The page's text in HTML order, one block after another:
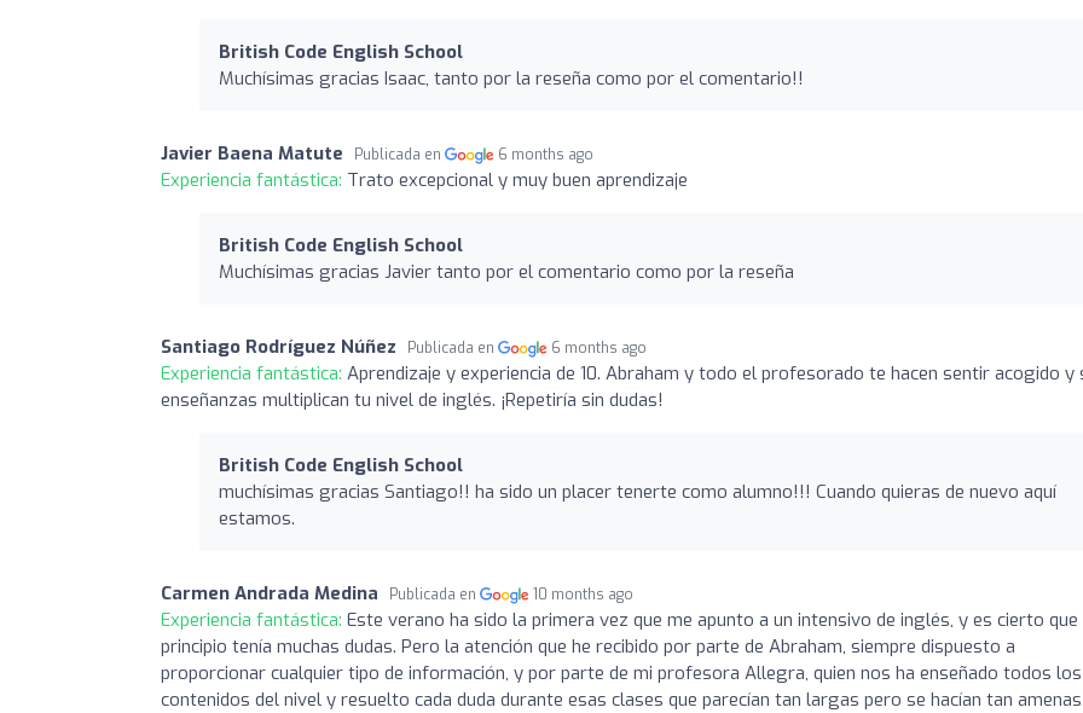
British Code English School
Muchísimas gracias Isaac, tanto por la reseña como por el comentario!!
Javier Baena Matute Publicada en 6 months ago
Experiencia fantástica: Trato excepcional y muy buen aprendizaje
British Code English School
Muchísimas gracias Javier tanto por el comentario como por la reseña
Santiago Rodríguez Núñez Publicada en 6 months ago
Experiencia fantástica: Aprendizaje y experiencia de 10. Abraham y todo el profesorado te hacen sentir acogido y
enseñanzas multiplican tu nivel de inglés. ¡Repetiría sin dudas!
British Code English School
muchísimas gracias Santiago!! ha sido un placer tenerte como alumno!!! Cuando quieras de nuevo aquí
estamos.
Carmen Andrada Medina Publicada en 10 months ago
Experiencia fantástica: Este verano ha sido la primera vez que me apunto a un intensivo de inglés, y es cierto que
principio tenía muchas dudas. Pero la atención que he recibido por parte de Abraham, siempre dispuesto a
proporcionar cualquier tipo de información, y por parte de mi profesora Allegra, quien nos ha enseñado todos los
contenidos del nivel y resuelto cada duda durante esas clases que parecían tan largas pero se hacían tan